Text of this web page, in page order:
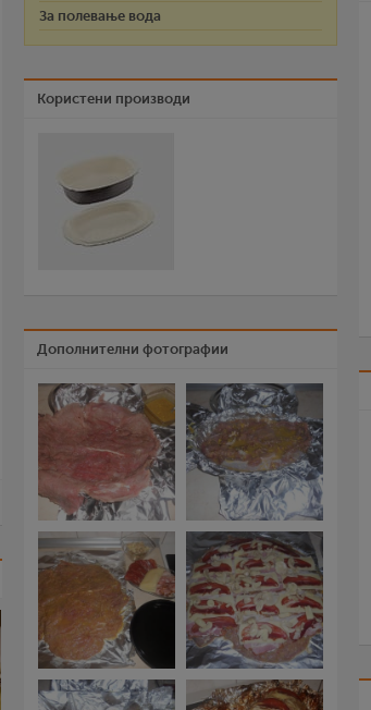
За полевање вода
Користени производи
Дополнителни фотографии